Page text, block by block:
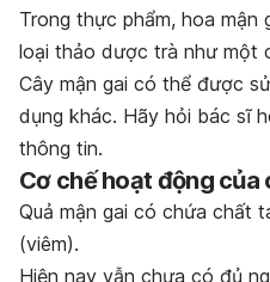
Trong thực phẩm, hoa
loại thảo dược trà như một
Cây mận gai có thể được
dụng khác. Hãy hỏi bác sĩ
thông tin.
Cơ chế hoạt động của
Quả mận gai có chứa chất
(viêm).
Hiện nay vẫn chưa có đủ